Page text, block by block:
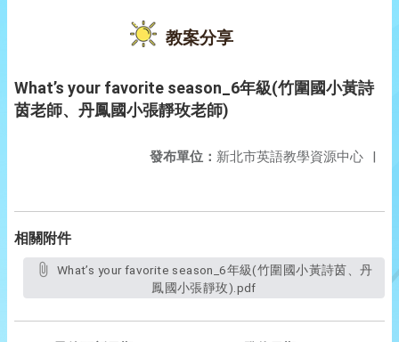
教案分享
What’s your favorite season_6年級(竹圍國小黃詩
茵老師、丹鳳國小張靜玫老師)
發布單位： 新北市英語教學資源中心 |
相關附件
鳳國小張靜玫).pdf